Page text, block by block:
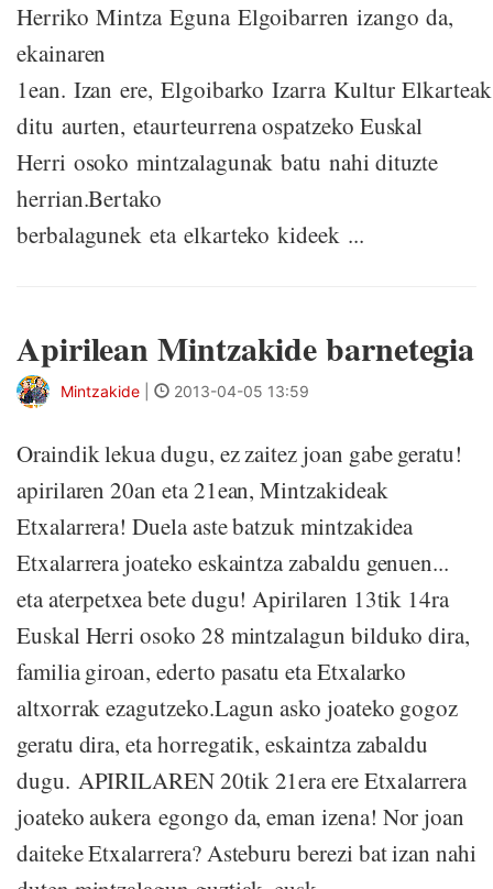
Herriko Mintza Eguna Elgoibarren izango da,
ekainaren
1ean. Izan ere, Elgoibarko Izarra Kultur
ditu aurten, etaurteurrena ospatzeko Euskal
Herri osoko mintzalagunak batu nahi dituzte
herrian.Bertako
berbalagunek eta elkarteko kideek ...
Apirilean Mintzakide barnetegia
Mintzakide 2013-04-05 13:59
Oraindik lekua dugu, ez zaitez joan gabe geratu!
apirilaren 20an eta 21ean, Mintzakideak
Etxalarrera! Duela aste batzuk mintzakidea
Etxalarrera joateko eskaintza zabaldu genuen...
eta aterpetxea bete dugu! Apirilaren 13tik 14ra
Euskal Herri osoko 28 mintzalagun bilduko dira,
familia giroan, ederto pasatu eta Etxalarko
altxorrak ezagutzeko.Lagun asko joateko gogoz
geratu dira, eta horregatik, eskaintza zabaldu
dugu. APIRILAREN 20tik 21era ere Etxalarrera
joateko aukera egongo da, eman izena! Nor joan
daiteke Etxalarrera? Asteburu berezi bat izan nahi